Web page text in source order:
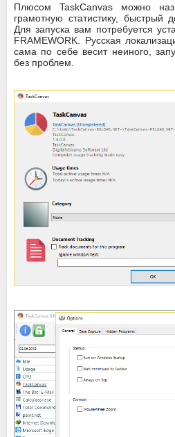
Плюсом TaskCanvas можно
грамотную статистику, быстрый
Для запуска вам потребуется
FRAMEWORK. Русская
сама по себе весит неиного,
без проблем.